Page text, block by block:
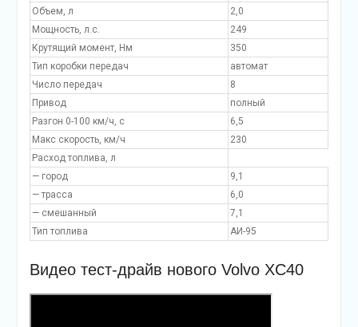
Объем, л
2,0
Мощность, л.с.
249
Крутящий момент, Нм
350
Тип коробки передач
автомат
Число передач
8
Привод
полный
Разгон 0-100 км/ч, с
6,5
Макс скорость, км/ч
230
Расход топлива, л
— город
9,1
— трасса
6,0
— смешанный
7,1
Тип топлива
АИ-95
Видео тест-драйв нового Volvo XC40